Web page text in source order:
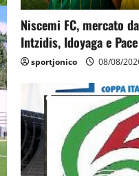
Niscemi FC, mercato
Intzidis, Idoyaga e Pace
sportjonico 08/08/